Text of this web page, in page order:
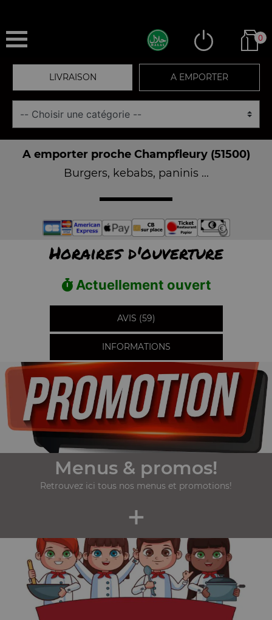
0
LIVRAISON A EMPORTER
A emporter proche Champfleury (51500)
Burgers, kebabs, paninis ...
Horaires d'ouverture
Actuellement ouvert
AVIS (59)
INFORMATIONS
Menus & promos!
Retrouvez ici tous nos menus et promotions!
+